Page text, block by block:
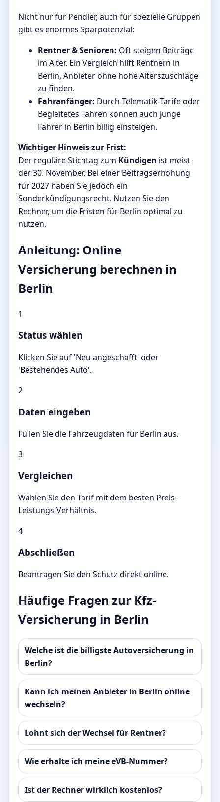
Nicht nur für Pendler, auch für spezielle Gruppen
gibt es enormes Sparpotenzial:
Rentner & Senioren: Oft steigen Beiträge
im Alter. Ein Vergleich hilft Rentnern in
Berlin, Anbieter ohne hohe Alterszuschläge
zu finden.
Fahranfänger: Durch Telematik-Tarife oder
Begleitetes Fahren können auch junge
Fahrer in Berlin billig einsteigen.
Wichtiger Hinweis zur Frist:
Der reguläre Stichtag zum Kündigen ist meist
der 30. November. Bei einer Beitragserhöhung
für 2027 haben Sie jedoch ein
Sonderkündigungsrecht. Nutzen Sie den
Rechner, um die Fristen für Berlin optimal zu
nutzen.
Anleitung: Online
Versicherung berechnen in
Berlin
1
Status wählen
Klicken Sie auf 'Neu angeschafft' oder
'Bestehendes Auto'.
2
Daten eingeben
Füllen Sie die Fahrzeugdaten für Berlin aus.
3
Vergleichen
Wählen Sie den Tarif mit dem besten Preis-
Leistungs-Verhältnis.
4
Abschließen
Beantragen Sie den Schutz direkt online.
Häufige Fragen zur Kfz-
Versicherung in Berlin
Welche ist die billigste Autoversicherung in
Berlin?
Kann ich meinen Anbieter in Berlin online
wechseln?
Lohnt sich der Wechsel für Rentner?
Wie erhalte ich meine eVB-Nummer?
Ist der Rechner wirklich kostenlos?